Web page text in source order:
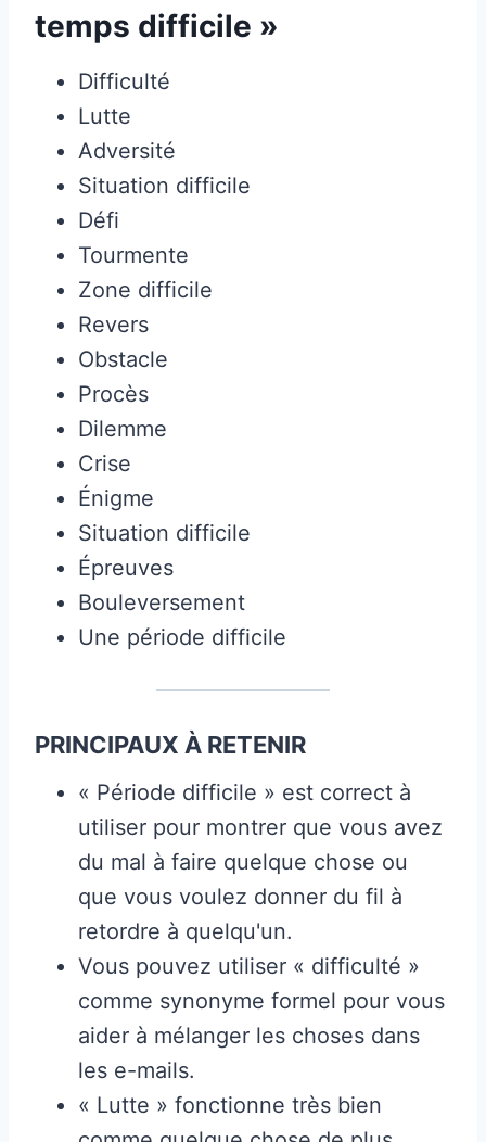
temps difficile »
Difficulté
Lutte
Adversité
Situation difficile
Défi
Tourmente
Zone difficile
Revers
Obstacle
Procès
Dilemme
Crise
Énigme
Situation difficile
Épreuves
Bouleversement
Une période difficile
PRINCIPAUX À RETENIR
« Période difficile » est correct à
utiliser pour montrer que vous avez
du mal à faire quelque chose ou
que vous voulez donner du fil à
retordre à quelqu'un.
Vous pouvez utiliser « difficulté »
comme synonyme formel pour vous
aider à mélanger les choses dans
les e-mails.
« Lutte » fonctionne très bien